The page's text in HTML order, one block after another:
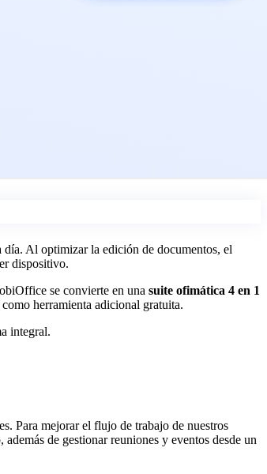
Al optimizar la edición de documentos, el
dispositivo.
se convierte en una suite ofimática 4 en 1
como herramienta adicional gratuita.
integral.
Para mejorar el flujo de trabajo de nuestros
de gestionar reuniones y eventos desde un